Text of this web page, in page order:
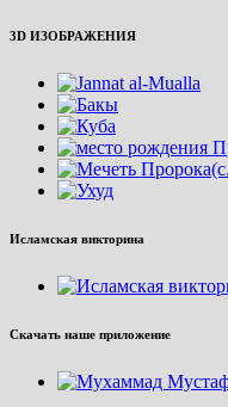
3D ИЗОБРАЖЕНИЯ
Исламская викторина
Скачать наше приложение